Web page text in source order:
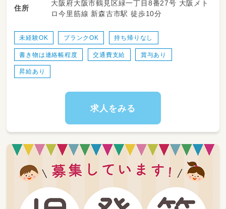
◎保護者対応、連絡帳など（記録はICT化でPC
入力、負担少なめ）
＜1日の流れ（例）＞
・7:30～ 順次登園・自由遊び
・15:30～ 自由遊び・順次降園
・18:30 通常保育終了（延長19:30まで）
・子どもが大好きで、一人ひとりにじっくり向き
合いたい方
・大人数だと目が届きにくい…と感じる方（定員
・年齢・キャリア不問。未経験・ブランクのある
方も歓迎
住所
大阪府大阪市鶴見区緑一丁目8番27号 大阪メト
ロ今里筋線 新森古市駅 徒歩10分
未経験OK ブランクOK 持ち帰りなし
書き物は連絡帳程度 交通費支給 賞与あり
昇給あり
求人をみる